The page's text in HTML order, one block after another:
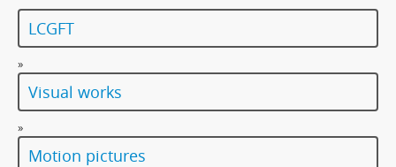
LCGFT
»
Visual works
»
Motion pictures